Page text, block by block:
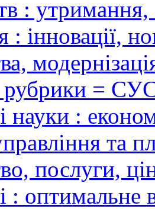
:
: інновації,
рубрики =
науки :
та
послуги,
: оптимальне